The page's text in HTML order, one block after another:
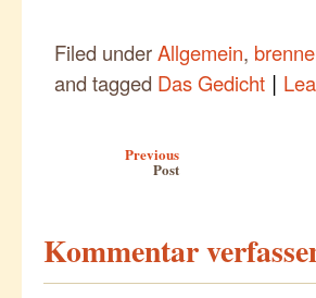
Filed underAllgemein,
and tagged Das Gedicht |
Previous
Post
Kommentar